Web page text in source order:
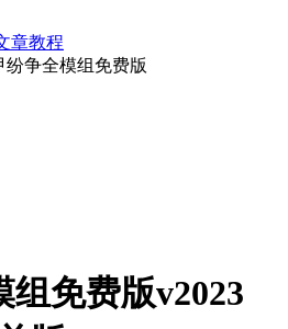
章教程
纷争全模组免费版
免费版v2023